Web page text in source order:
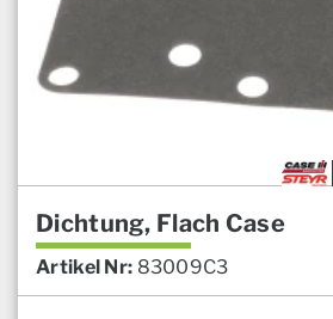
Dichtung, Flach Case
Artikel Nr: 83009C3